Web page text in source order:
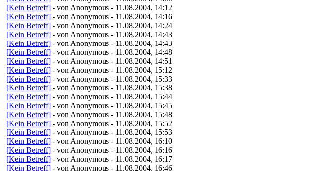
[Kein Betreff] - von Anonymous - 11.08.2004, 14:12
[Kein Betreff] - von Anonymous - 11.08.2004, 14:16
[Kein Betreff] - von Anonymous - 11.08.2004, 14:24
[Kein Betreff] - von Anonymous - 11.08.2004, 14:43
[Kein Betreff] - von Anonymous - 11.08.2004, 14:43
[Kein Betreff] - von Anonymous - 11.08.2004, 14:48
[Kein Betreff] - von Anonymous - 11.08.2004, 14:51
[Kein Betreff] - von Anonymous - 11.08.2004, 15:12
[Kein Betreff] - von Anonymous - 11.08.2004, 15:33
[Kein Betreff] - von Anonymous - 11.08.2004, 15:38
[Kein Betreff] - von Anonymous - 11.08.2004, 15:44
[Kein Betreff] - von Anonymous - 11.08.2004, 15:45
[Kein Betreff] - von Anonymous - 11.08.2004, 15:48
[Kein Betreff] - von Anonymous - 11.08.2004, 15:52
[Kein Betreff] - von Anonymous - 11.08.2004, 15:53
[Kein Betreff] - von Anonymous - 11.08.2004, 16:10
[Kein Betreff] - von Anonymous - 11.08.2004, 16:16
[Kein Betreff] - von Anonymous - 11.08.2004, 16:17
[Kein Betreff] - von Anonymous - 11.08.2004, 16:46